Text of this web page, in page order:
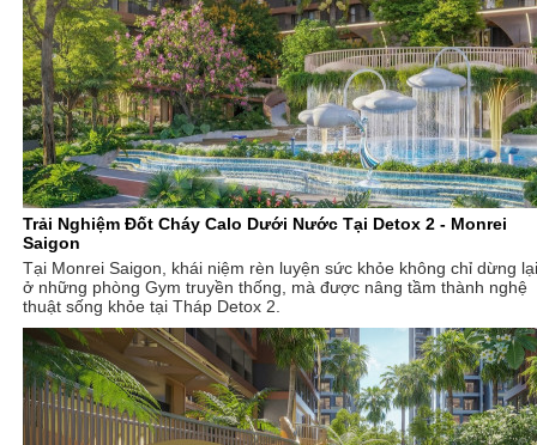
Trải Nghiệm Đốt Cháy Calo Dưới Nước Tại Detox 2 - Monrei
Saigon
Tại Monrei Saigon, khái niệm rèn luyện sức khỏe không chỉ dừng lại
ở những phòng Gym truyền thống, mà được nâng tầm thành nghệ
thuật sống khỏe tại Tháp Detox 2.